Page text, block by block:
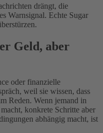
drängt, die
Warnsignal. Echte Sugar
Geld, aber
oder finanzielle
weil sie wissen, dass
Reden. Wenn jemand in
konkrete Schritte aber
abhängig macht, ist